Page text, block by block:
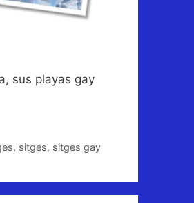
sus playas gay
, sitges, sitges gay